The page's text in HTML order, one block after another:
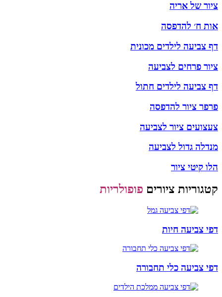
ציור של אריה
אות ח׳ להדפסה
דף צביעה לילדים מכונית
ציור פרחים לצביעה
דף צביעה לילדים חתול
פרפר ציור להדפסה
צעצועים ציור לצביעה
מנדלה גדול לצביעה
הלו קיטי ציור
קטגוריות ציורים פופולריות
דפי צביעה חיות
דפי צביעה כלי תחבורה